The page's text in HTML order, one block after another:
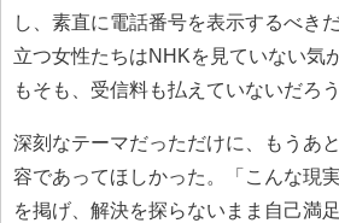
し、素直に電話番号を表示するべき
立つ女性たちはNHKを見ていない気
もそも、受信料も払えていないだろう
深刻なテーマだっただけに、もうあ
容であってほしかった。「こんな現
を掲げ、解決を探らないまま自己満